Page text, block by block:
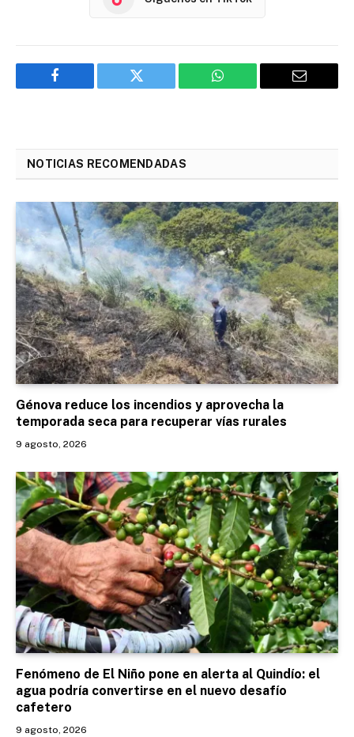
Facebook Twitter WhatsApp Email
NOTICIAS RECOMENDADAS
Génova reduce los incendios y aprovecha la
temporada seca para recuperar vías rurales
9 agosto, 2026
Fenómeno de El Niño pone en alerta al Quindío: el
agua podría convertirse en el nuevo desafío
cafetero
9 agosto, 2026